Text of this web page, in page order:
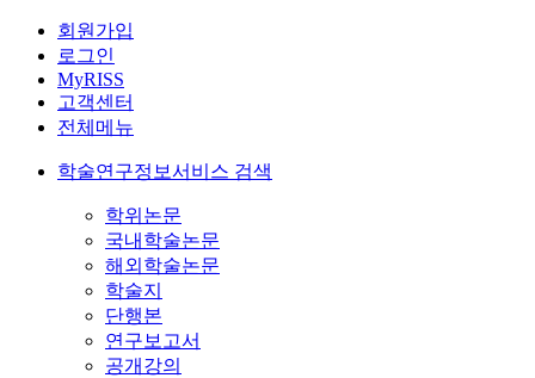
회원가입
로그인
MyRISS
고객센터
전체메뉴
학술연구정보서비스 검색
학위논문
국내학술논문
해외학술논문
학술지
단행본
연구보고서
공개강의